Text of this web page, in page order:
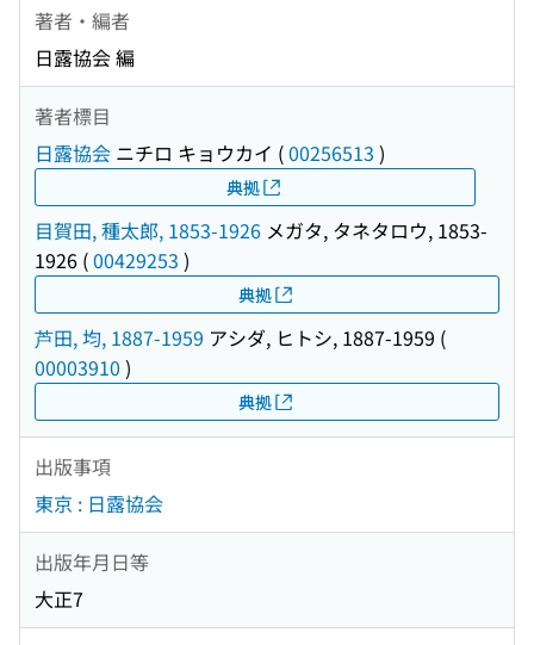
著者・編者
日露協会 編
著者標目
日露協会 ニチロ キョウカイ (00256513 )
典拠
目賀田, 種太郎, 1853-1926 メガタ, タネタロウ, 1853-
1926 (00429253 )
典拠
芦田, 均, 1887-1959 アシダ, ヒトシ, 1887-1959 (
00003910 )
典拠
出版事項
東京 : 日露協会
出版年月日等
大正7